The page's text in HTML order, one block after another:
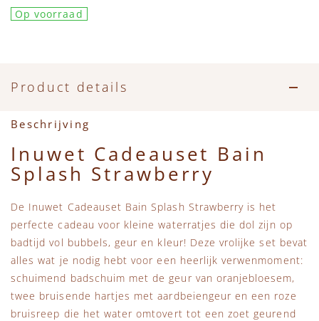
Accessoires
Zwemkleding
Speelgoed
Tassen
Verzorgingsproducten
Beren
MarMar Copenhagen
+1 in the family
New Balance
Piupiuchick
Sproet & Sprout
Tiny Cottons
Op voorraad
Product details
Beschrijving
Inuwet Cadeauset Bain
Splash Strawberry
De Inuwet Cadeauset Bain Splash Strawberry is het
perfecte cadeau voor kleine waterratjes die dol zijn op
badtijd vol bubbels, geur en kleur! Deze vrolijke set bevat
alles wat je nodig hebt voor een heerlijk verwenmoment:
schuimend badschuim met de geur van oranjebloesem,
twee bruisende hartjes met aardbeiengeur en een roze
bruisreep die het water omtovert tot een zoet geurend